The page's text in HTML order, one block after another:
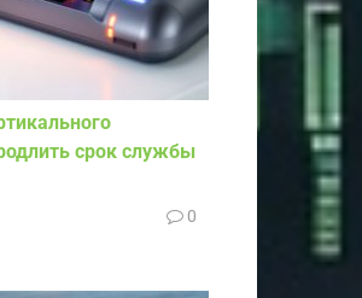
срок службы
0